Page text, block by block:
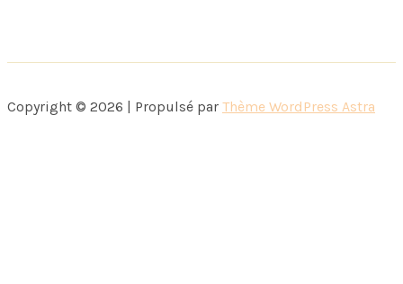
Copyright © 2026 | Propulsé par Thème WordPress Astra